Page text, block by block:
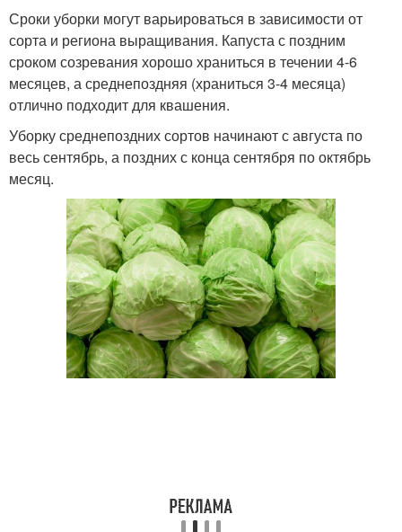
Сроки уборки могут варьироваться в зависимости от
сорта и региона выращивания. Капуста с поздним
сроком созревания хорошо храниться в течении 4-6
месяцев, а среднепоздняя (храниться 3-4 месяца)
отлично подходит для квашения.
Уборку среднепоздних сортов начинают с августа по
весь сентябрь, а поздних с конца сентября по октябрь
месяц.